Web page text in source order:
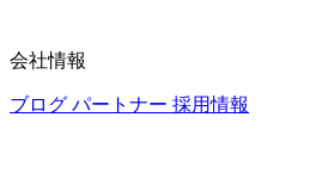
会社情報
ブログ パートナー 採用情報